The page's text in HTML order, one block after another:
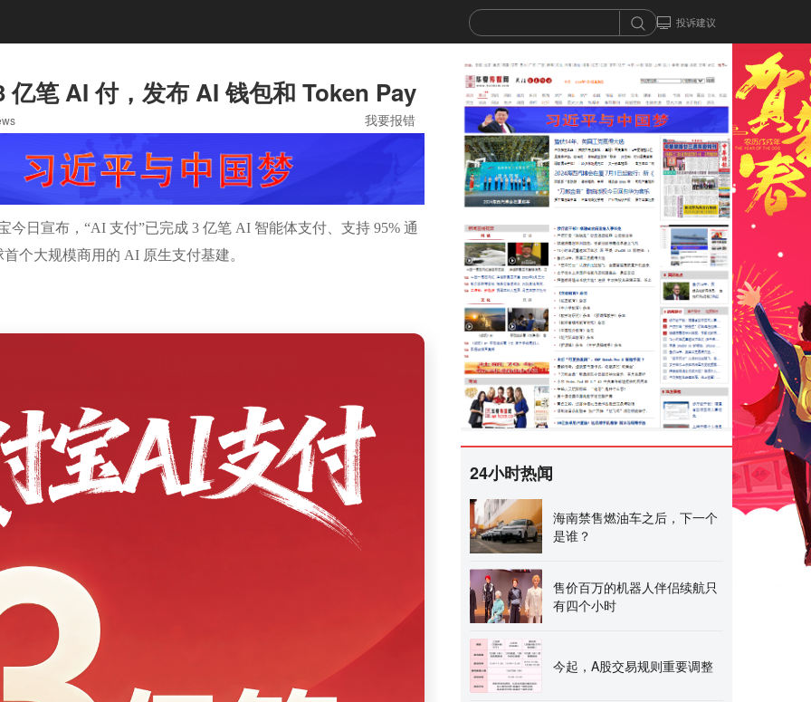
投诉建议
亿笔 AI 付，发布 AI 钱包和 Token Pay
我要报错
今日宣布，“AI 支付”已完成 3 亿笔 AI 智能体支付、支持 95% 通
个大规模商用的 AI 原生支付基建。
24小时热闻
海南禁售燃油车之后，下一个
是谁？
售价百万的机器人伴侣续航只
有四个小时
今起，A股交易规则重要调整